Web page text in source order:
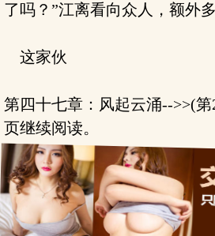
了吗？”江离看向众人，额外
这家伙
第四十七章：风起云涌-->>(
页继续阅读。